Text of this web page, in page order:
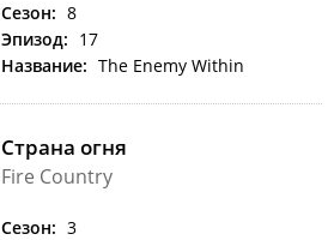
Сезон: 8
Эпизод: 17
Название: The Enemy Within
Страна огня
Fire Country
Сезон: 3